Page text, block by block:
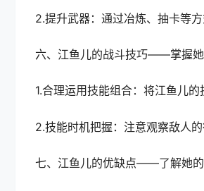
2.提升武器：通过冶炼、抽卡等
六、江鱼儿的战斗技巧——掌握
1.合理运用技能组合：将江鱼儿
2.技能时机把握：注意观察敌人
七、江鱼儿的优缺点——了解她